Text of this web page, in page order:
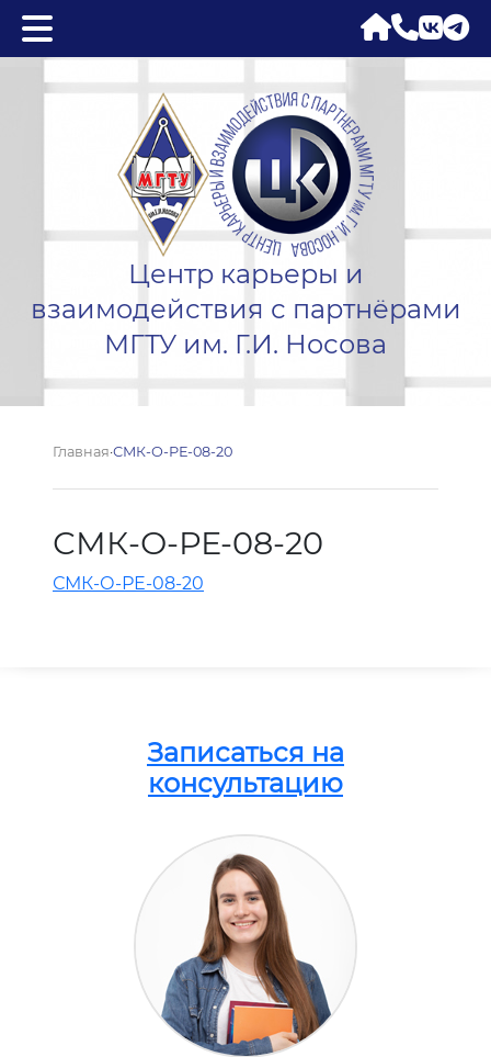
Центр карьеры и
взаимодействия с партнёрами
МГТУ им. Г.И. Носова
Главная·СМК-О-РЕ-08-20
СМК-О-РЕ-08-20
СМК-О-РЕ-08-20
Записаться на
консультацию